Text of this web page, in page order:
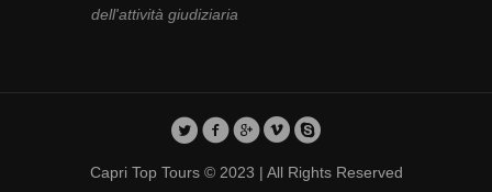
dell'attività giudiziaria
Capri Top Tours © 2023 | All Rights Reserved